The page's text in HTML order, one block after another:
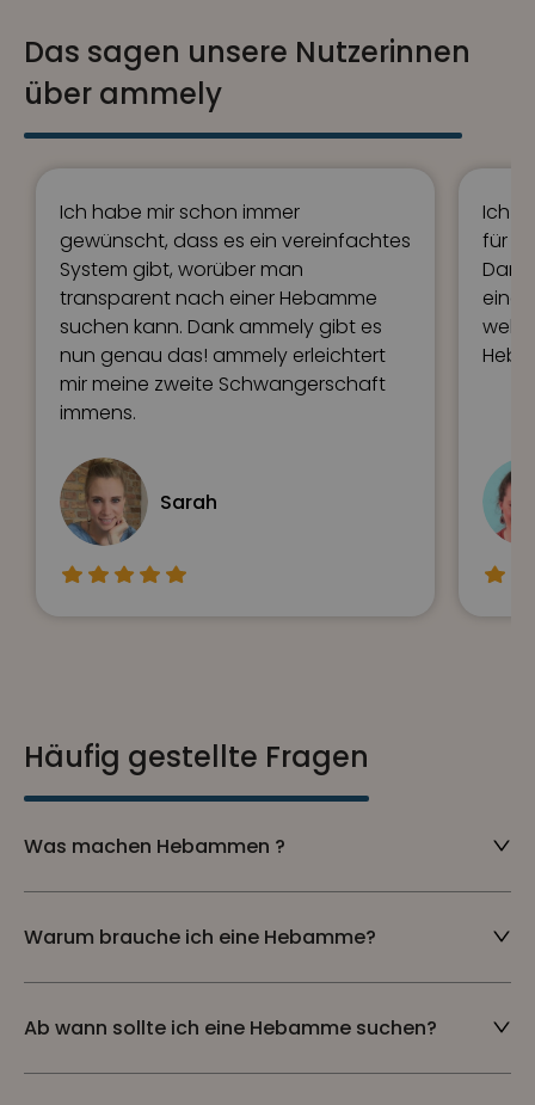
Das sagen unsere Nutzerinnen
über ammely
Ich habe mir schon immer
gewünscht, dass es ein vereinfachtes
System gibt, worüber man
transparent nach einer Hebamme
suchen kann. Dank ammely gibt es
nun genau das! ammely erleichtert
mir meine zweite Schwangerschaft
immens.
Sarah
Ich
für
eine
Häufig gestellte Fragen
Was machen Hebammen ?
Warum brauche ich eine Hebamme?
Ab wann sollte ich eine Hebamme suchen?